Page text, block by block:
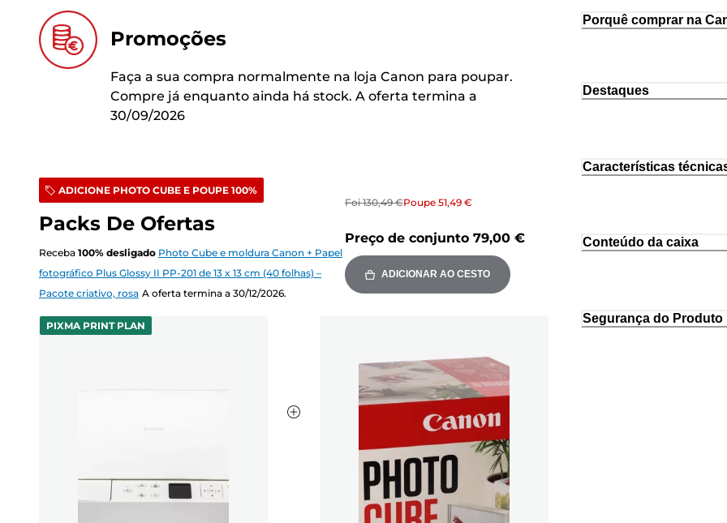
Promoções
Faça a sua compra normalmente na loja Canon para poupar.
Compre já enquanto ainda há stock. A oferta termina a
30/09/2026
ADICIONE PHOTO CUBE E POUPE 100%
Packs De Ofertas
Receba 100% desligado Photo Cube e moldura Canon + Papel
fotográfico Plus Glossy II PP-201 de 13 x 13 cm (40 folhas) –
Pacote criativo, rosa A oferta termina a 30/12/2026.
Foi130,49 €Poupe 51,49 €
Preço de conjunto 79,00 €
ADICIONAR AO CESTO
PIXMA PRINT PLAN
Porquê comprar na
Destaques
Características
Conteúdo da caixa
Segurança do Produto